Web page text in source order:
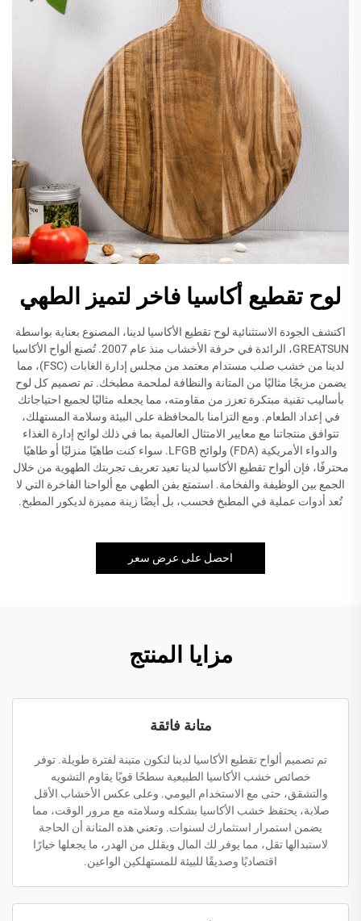
لوح تقطيع أكاسيا فاخر لتميز الطهي
اكتشف الجودة الاستثنائية لوح تقطيع الأكاسيا لدينا، المصنوع بعناية بواسطة
GREATSUN، الرائدة في حرفة الأخشاب منذ عام 2007. تُصنع ألواح الأكاسيا
لدينا من خشب صلب مستدام معتمد من مجلس إدارة الغابات (FSC)، مما
يضمن مزيجًا مثاليًا من المتانة والنظافة لملحمة مطبخك. تم تصميم كل لوح
بأساليب تقنية مبتكرة تعزز من مقاومته، مما يجعله مثاليًا لجميع احتياجاتك
في إعداد الطعام. ومع التزامنا بالمحافظة على البيئة وسلامة المستهلك،
تتوافق منتجاتنا مع معايير الامتثال العالمية بما في ذلك لوائح إدارة الغذاء
والدواء الأمريكية (FDA) ولوائح LFGB. سواء كنت طاهيًا منزليًا أو طاهيًا
محترفًا، فإن ألواح تقطيع الأكاسيا لدينا تعيد تعريف تجربتك الطهوية من خلال
الجمع بين الوظيفة والفخامة. استمتع بفن الطهي مع ألواحنا الفاخرة التي لا
تُعد أدوات عملية في المطبخ فحسب، بل أيضًا زينة مميزة لديكور المطبخ.
احصل على عرض سعر
مزايا المنتج
متانة فائقة
تم تصميم ألواح تقطيع الأكاسيا لدينا لتكون متينة لفترة طويلة. توفر
خصائص خشب الأكاسيا الطبيعية سطحًا قويًا يقاوم التشويه
والتشقق، حتى مع الاستخدام اليومي. وعلى عكس الأخشاب الأقل
صلابة، يحتفظ خشب الأكاسيا بشكله وسلامته مع مرور الوقت، مما
يضمن استمرار استثمارك لسنوات. وتعني هذه المتانة أن الحاجة
لاستبدالها تقل، مما يوفر لك المال ويقلل من الهدر، ما يجعلها خيارًا
اقتصاديًا وصديقًا للبيئة للمستهلكين الواعين.